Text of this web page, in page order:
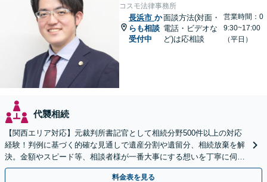
コスモ法律事務所
長浜市 か
らも相談
受付中
面談方法(対面・
電話・ビデオな
ど)は応相談
営業時間：0
9:30~17:00
（平日）
代襲相続
【関西エリア対応】元裁判所書記官として相続分野500件以上の対応
経験！判例に基づく的確な見通しで遺産分割や遺留分、相続放棄を解
決。金額やスピード等、相談者様が一番大事にする想いを丁寧に伺い
最善の解決策を提案【WEB面談可】
料金表を見る